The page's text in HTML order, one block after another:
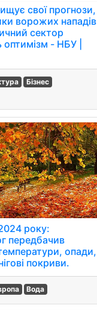
свої прогнози,
ворожих нападів
сектор
- НБУ |
Бізнес
року:
передбачив
опади,
покриви.
Вода